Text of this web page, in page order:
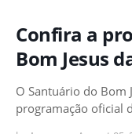
Confira a
Bom Jesus
O Santuário do Bom
programação oficial